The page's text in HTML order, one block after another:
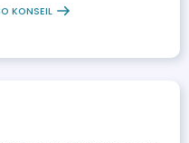
KONSEIL